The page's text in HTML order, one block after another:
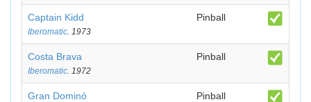
Captain Kidd
Iberomatic. 1973
Pinball
Costa Brava
Iberomatic. 1972
Pinball
Gran Dominó Pinball